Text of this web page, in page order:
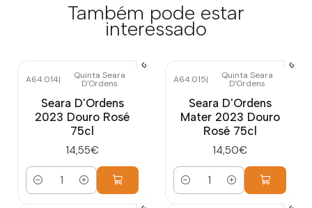
Também pode estar
interessado
A64.014| Quinta Seara
D'Ordens
Seara D'Ordens
2023 Douro Rosé
75cl
14,55€
Quantidade
A64.015| Quinta Seara
D'Ordens
Seara D'Ordens
Mater 2023 Douro
Rosé 75cl
14,50€
Quantidade